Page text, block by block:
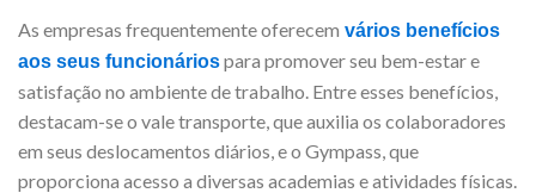
As empresas frequentemente oferecem vários benefícios
aos seus funcionáriospara promover seu bem-estar e
satisfação no ambiente de trabalho. Entre esses benefícios,
destacam-se o vale transporte, que auxilia os colaboradores
em seus deslocamentos diários, e o Gympass, que
proporciona acesso a diversas academias e atividades físicas.